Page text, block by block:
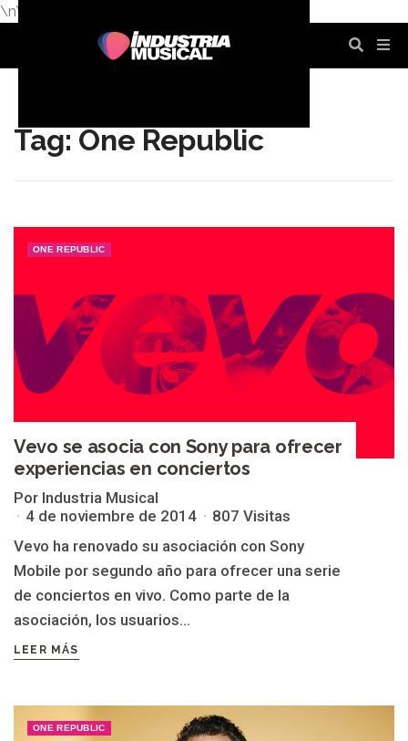
\n\n
Tag: One Republic
ONE REPUBLIC
Vevo se asocia con Sony para ofrecer
experiencias en conciertos
Por Industria Musical
4 de noviembre de 2014
807 Visitas
Vevo ha renovado su asociación con Sony
Mobile por segundo año para ofrecer una serie
de conciertos en vivo. Como parte de la
asociación, los usuarios...
LEER MÁS
ONE REPUBLIC